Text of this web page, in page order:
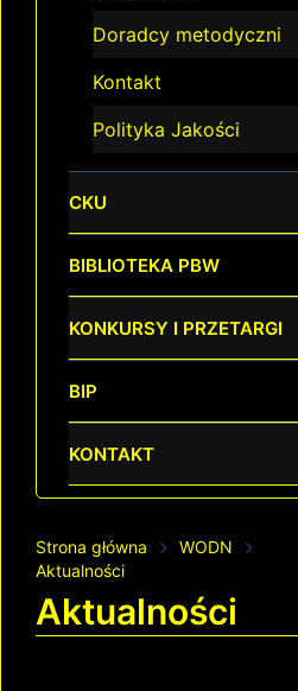
Doradcy metodyczni
Kontakt
Polityka Jakości
CKU
BIBLIOTEKA PBW
KONKURSY I PRZETARGI
BIP
KONTAKT
Strona główna
WODN
Aktualności
Aktualności